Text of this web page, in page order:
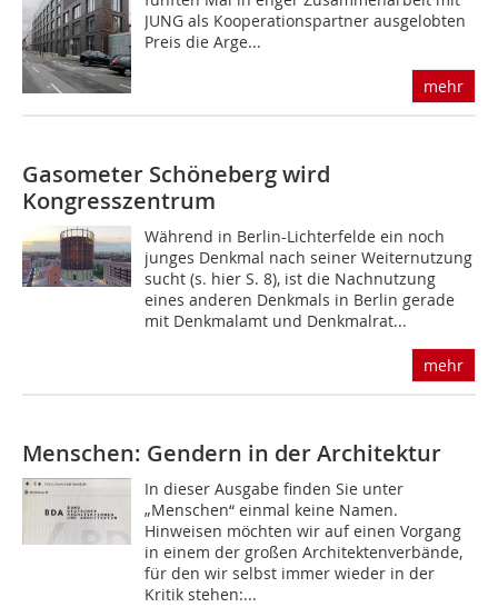
JUNG als Kooperationspartner ausgelobten
Preis die Arge...
mehr
Gasometer Schöneberg wird
Kongresszentrum
Während in Berlin-Lichterfelde ein noch
junges Denkmal nach seiner Weiternutzung
sucht (s. hier S. 8), ist die Nachnutzung
eines anderen Denkmals in Berlin gerade
mit Denkmalamt und Denkmalrat...
mehr
Menschen: Gendern in der Architektur
In dieser Ausgabe finden Sie unter
„Menschen“ einmal keine Namen.
Hinweisen möchten wir auf einen Vorgang
in einem der großen Architektenverbände,
für den wir selbst immer wieder in der
Kritik stehen:...